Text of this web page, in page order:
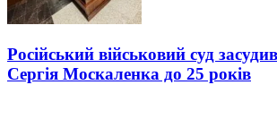
Російський військовий суд
Сергія Москаленка до 25 років